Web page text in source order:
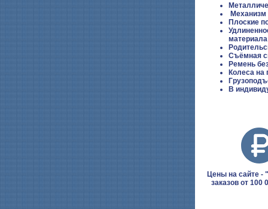
Плоские
Съёмная
Ремень
Колеса на
В
Цены на сайте -
заказов от 100